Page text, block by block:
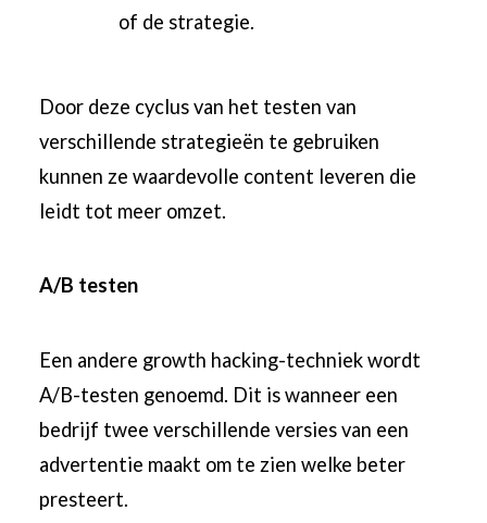
of de strategie.
Door deze cyclus van het testen van
verschillende strategieën te gebruiken
kunnen ze waardevolle content leveren die
leidt tot meer omzet.
A/B testen
Een andere growth hacking-techniek wordt
A/B-testen genoemd. Dit is wanneer een
bedrijf twee verschillende versies van een
advertentie maakt om te zien welke beter
presteert.